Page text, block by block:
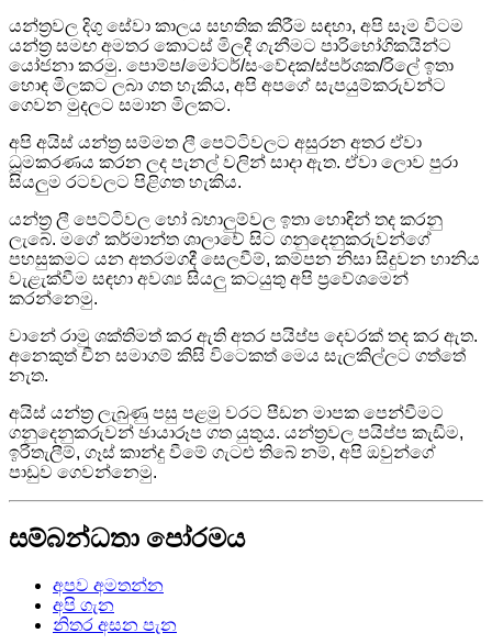
යන්ත්‍රවල දිගු සේවා කාලය සහතික කිරීම සඳහා, අපි සෑම විටම
යන්ත්‍ර සමඟ අමතර කොටස් මිලදී ගැනීමට පාරිභෝගිකයින්ට
යෝජනා කරමු. පොම්ප/මෝටර්/සංවේදක/ස්පර්ශක/රිලේ ඉතා
හොඳ මිලකට ලබා ගත හැකිය, අපි අපගේ සැපයුම්කරුවන්ට
ගෙවන මුදලට සමාන මිලකට.
අපි අයිස් යන්ත්‍ර සම්මත ලී පෙට්ටිවලට අසුරන අතර ඒවා
ධූමකරණය කරන ලද පැනල් වලින් සාදා ඇත. ඒවා ලොව පුරා
සියලුම රටවලට පිළිගත හැකිය.
යන්ත්‍ර ලී පෙට්ටිවල හෝ බහාලුම්වල ඉතා හොඳින් තද කරනු
ලැබේ. මගේ කර්මාන්ත ශාලාවේ සිට ගනුදෙනුකරුවන්ගේ
පහසුකමට යන අතරමගදී සෙලවීම්, කම්පන නිසා සිදුවන හානිය
වැළැක්වීම සඳහා අවශ්‍ය සියලු කටයුතු අපි ප්‍රවේශමෙන්
කරන්නෙමු.
වානේ රාමු ශක්තිමත් කර ඇති අතර පයිප්ප දෙවරක් තද කර ඇත.
අනෙකුත් චීන සමාගම් කිසි විටෙකත් මෙය සැලකිල්ලට ගත්තේ
නැත.
අයිස් යන්ත්‍ර ලැබුණු පසු පළමු වරට පීඩන මාපක පෙන්වීමට
ගනුදෙනුකරුවන් ඡායාරූප ගත යුතුය. යන්ත්‍රවල පයිප්ප කැඩීම,
ඉරිතැලීම්, ගෑස් කාන්දු වීමේ ගැටළු තිබේ නම්, අපි ඔවුන්ගේ
පාඩුව ගෙවන්නෙමු.
සම්බන්ධතා පෝරමය
අපව අමතන්න
අපි ගැන
නිතර අසන පැන